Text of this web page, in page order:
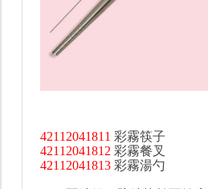
42112041811 彩霧筷子
42112041812 彩霧餐叉
42112041813 彩霧湯勺